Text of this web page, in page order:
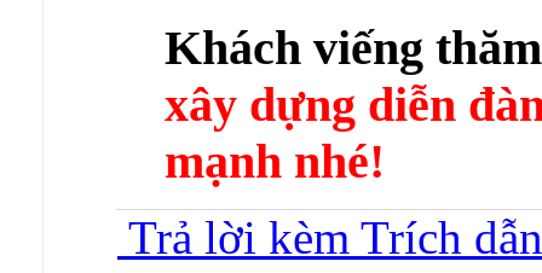
Khách viếng
xây dựng diễn
mạnh nhé!
Trả lời kèm Trích dẫn